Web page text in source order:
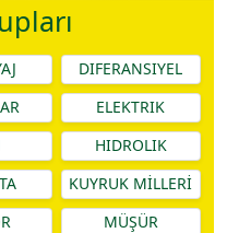
DIFERANSIYEL
ELEKTRIK
HIDROLIK
KUYRUK MİLLERİ
MÜŞÜR